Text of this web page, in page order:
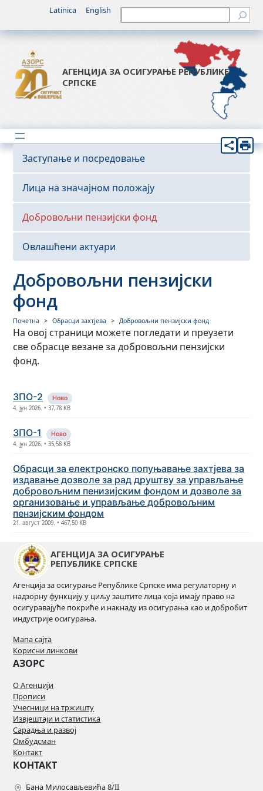
Latinica English Претрага
АГЕНЦИЈА ЗА ОСИГУРАЊЕ РЕПУБЛИКЕ
СРПСКЕ
Заступање и посредовање
Лица на значајном положају
Добровољни пензијски фонд
Овлашћени актуари
Добровољни пензијски
фонд
Почетна Обрасци захтјева Добровољни пензијски фонд
На овој страници можете погледати и преузети
све обрасце везане за добровољни пензијски
фонд.
ЗПО-2
Ново
4. јун 2026. • 37,78 KB
ЗПО-1
Ново
4. јун 2026. • 35,58 KB
Обрасци за електронско попуњавање захтјева за
издавање дозволе за рад друштву за управљање
добровољним пенизијским фондом и дозволе за
организовање и управљање добровољним
пензијским фондом
21. август 2009. • 467,50 KB
АГЕНЦИЈА ЗА ОСИГУРАЊЕ
РЕПУБЛИКЕ СРПСКЕ
Агенција за осигурање Републике Српске има регулаторну и
надзорну функцију у циљу заштите лица која имају право на
осигуравајуће покриће и накнаду из осигурања као и добробит
индустрије осигурања.
Мапа сајта
Корисни линкови
АЗОРС
О Агенцији
Прописи
Учесници на тржишту
Извјештаји и статистика
Сарадња и развој
Омбудсман
Контакт
КОНТАКТ
Бана Милосављевића 8/II